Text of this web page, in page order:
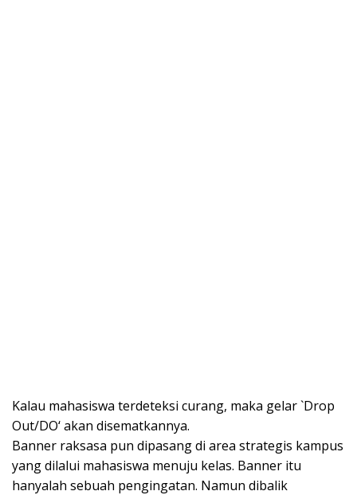
Kalau mahasiswa terdeteksi curang, maka gelar `Drop
Out/DO‘ akan disematkannya.
Banner raksasa pun dipasang di area strategis kampus
yang dilalui mahasiswa menuju kelas. Banner itu
hanyalah sebuah pengingatan. Namun dibalik